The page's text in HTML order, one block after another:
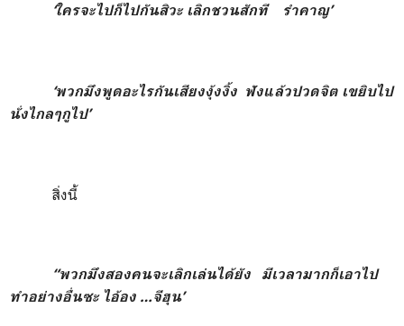
‘ใครจะไปก็ไปกันสิวะ เลิกชวนสักที รำคาญ’
‘พวกมึงพูดอะไรกันเสียงงุ้งงิ้ง ฟังแล้วปวดจิต เขยิบไป
นั่งไกลๆกูไป’
สิ่งนี้
“พวกมึงสองคนจะเลิกเล่นได้ยัง มีเวลามากก็เอาไป
ทำอย่างอื่นซะ ไอ้อง …จีฮุน’